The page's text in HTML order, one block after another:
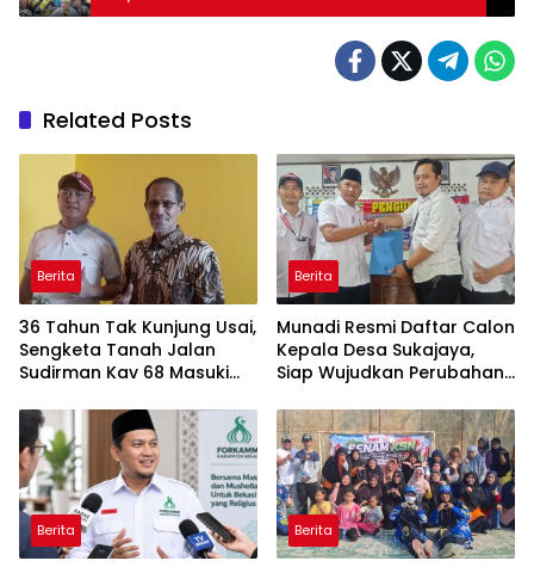
Related Posts
Berita
36 Tahun Tak Kunjung Usai,
Sengketa Tanah Jalan
Sudirman Kav 68 Masuki
Berita
Munadi Resmi Daftar Calon
Kepala Desa Sukajaya,
Siap Wujudkan Perubahan
Berita Berita